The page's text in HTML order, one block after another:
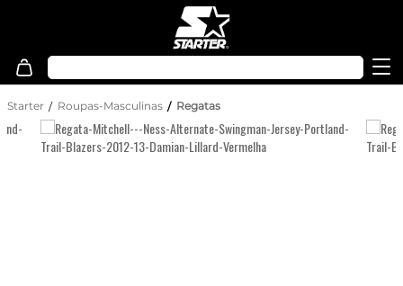
Starter Roupas-Masculinas Regatas